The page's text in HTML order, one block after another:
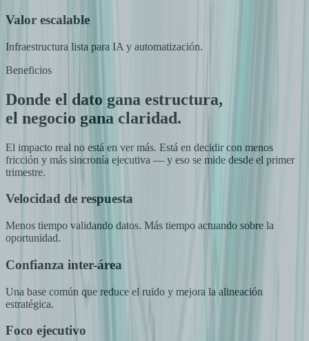
Valor escalable
Infraestructura lista para IA y automatización.
Beneficios
Donde el dato gana estructura,
el negocio gana claridad.
El impacto real no está en ver más. Está en decidir con menos
fricción y más sincronía ejecutiva — y eso se mide desde el primer
trimestre.
Velocidad de respuesta
Menos tiempo validando datos. Más tiempo actuando sobre la
oportunidad.
Confianza inter-área
Una base común que reduce el ruido y mejora la alineación
estratégica.
Foco ejecutivo